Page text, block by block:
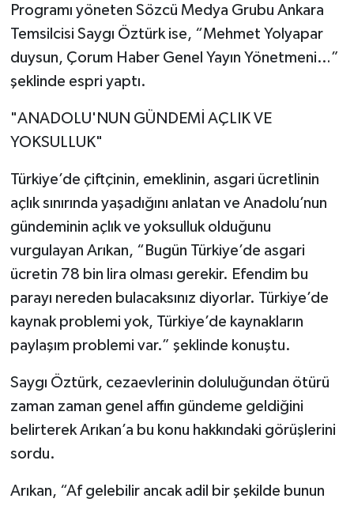
Programı yöneten Sözcü Medya Grubu Ankara
Temsilcisi Saygı Öztürk ise, “Mehmet Yolyapar
duysun, Çorum Haber Genel Yayın Yönetmeni…”
şeklinde espri yaptı.
"ANADOLU'NUN GÜNDEMİ AÇLIK VE
YOKSULLUK"
Türkiye’de çiftçinin, emeklinin, asgari ücretlinin
açlık sınırında yaşadığını anlatan ve Anadolu’nun
gündeminin açlık ve yoksulluk olduğunu
vurgulayan Arıkan, “Bugün Türkiye’de asgari
ücretin 78 bin lira olması gerekir. Efendim bu
parayı nereden bulacaksınız diyorlar. Türkiye’de
kaynak problemi yok, Türkiye’de kaynakların
paylaşım problemi var.” şeklinde konuştu.
Saygı Öztürk, cezaevlerinin doluluğundan ötürü
zaman zaman genel affın gündeme geldiğini
belirterek Arıkan’a bu konu hakkındaki görüşlerini
sordu.
Arıkan, “Af gelebilir ancak adil bir şekilde bunun